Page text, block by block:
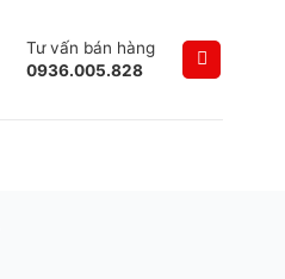
Tư vấn bán hàng
0936.005.828